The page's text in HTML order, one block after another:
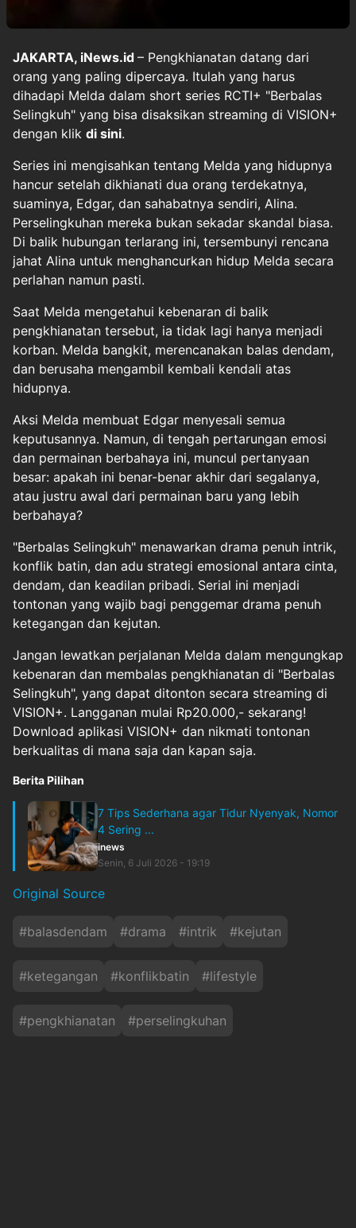
JAKARTA, iNews.id – Pengkhianatan datang dari
orang yang paling dipercaya. Itulah yang harus
dihadapi Melda dalam short series RCTI+ "Berbalas
Selingkuh" yang bisa disaksikan streaming di VISION+
dengan klik di sini.
Series ini mengisahkan tentang Melda yang hidupnya
hancur setelah dikhianati dua orang terdekatnya,
suaminya, Edgar, dan sahabatnya sendiri, Alina.
Perselingkuhan mereka bukan sekadar skandal biasa.
Di balik hubungan terlarang ini, tersembunyi rencana
jahat Alina untuk menghancurkan hidup Melda secara
perlahan namun pasti.
Saat Melda mengetahui kebenaran di balik
pengkhianatan tersebut, ia tidak lagi hanya menjadi
korban. Melda bangkit, merencanakan balas dendam,
dan berusaha mengambil kembali kendali atas
hidupnya.
Aksi Melda membuat Edgar menyesali semua
keputusannya. Namun, di tengah pertarungan emosi
dan permainan berbahaya ini, muncul pertanyaan
besar: apakah ini benar-benar akhir dari segalanya,
atau justru awal dari permainan baru yang lebih
berbahaya?
"Berbalas Selingkuh" menawarkan drama penuh intrik,
konflik batin, dan adu strategi emosional antara cinta,
dendam, dan keadilan pribadi. Serial ini menjadi
tontonan yang wajib bagi penggemar drama penuh
ketegangan dan kejutan.
Jangan lewatkan perjalanan Melda dalam mengungkap
kebenaran dan membalas pengkhianatan di "Berbalas
Selingkuh", yang dapat ditonton secara streaming di
VISION+. Langganan mulai Rp20.000,- sekarang!
Download aplikasi VISION+ dan nikmati tontonan
berkualitas di mana saja dan kapan saja.
Berita Pilihan
7 Tips Sederhana agar Tidur Nyenyak, Nomor
4 Sering ...
inews
Senin, 6 Juli 2026 - 19:19
Original Source
#balasdendam #drama #intrik #kejutan
#ketegangan #konflikbatin #lifestyle
#pengkhianatan #perselingkuhan